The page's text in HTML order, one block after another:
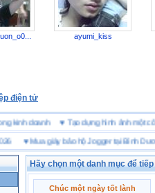
ayumi_kiss
điện tử
trong kinh doanh♥Tạo dựng hình ảnh
Mua giày bảo hộ Jogger tại Bình Dương
Hãy chọn một danh mục để tiếp
Chúc một ngày tốt lành